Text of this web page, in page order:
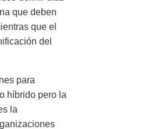
que deben
que el
del
para
híbrido pero la
la